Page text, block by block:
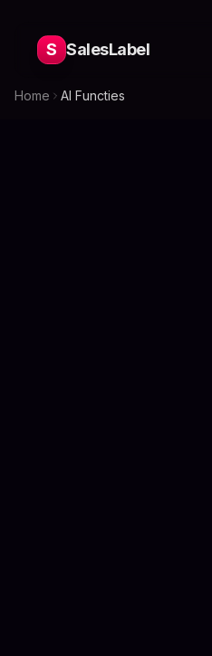
S SalesLabel
Home AI Functies